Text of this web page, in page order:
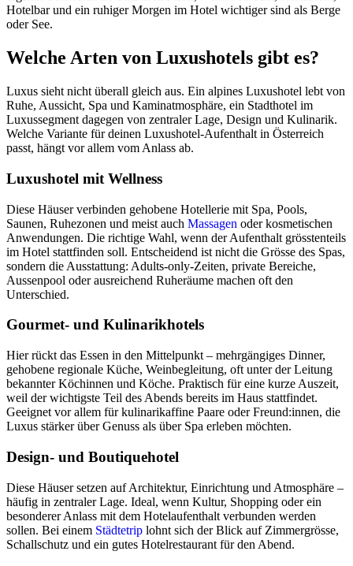
Hotelbar und ein ruhiger Morgen im Hotel wichtiger sind als Berge
oder See.
Welche Arten von Luxushotels gibt es?
Luxus sieht nicht überall gleich aus. Ein alpines Luxushotel lebt von
Ruhe, Aussicht, Spa und Kaminatmosphäre, ein Stadthotel im
Luxussegment dagegen von zentraler Lage, Design und Kulinarik.
Welche Variante für deinen Luxushotel-Aufenthalt in Österreich
passt, hängt vor allem vom Anlass ab.
Luxushotel mit Wellness
Diese Häuser verbinden gehobene Hotellerie mit Spa, Pools,
Saunen, Ruhezonen und meist auch Massagen oder kosmetischen
Anwendungen. Die richtige Wahl, wenn der Aufenthalt grösstenteils
im Hotel stattfinden soll. Entscheidend ist nicht die Grösse des Spas,
sondern die Ausstattung: Adults-only-Zeiten, private Bereiche,
Aussenpool oder ausreichend Ruheräume machen oft den
Unterschied.
Gourmet- und Kulinarikhotels
Hier rückt das Essen in den Mittelpunkt – mehrgängiges Dinner,
gehobene regionale Küche, Weinbegleitung, oft unter der Leitung
bekannter Köchinnen und Köche. Praktisch für eine kurze Auszeit,
weil der wichtigste Teil des Abends bereits im Haus stattfindet.
Geeignet vor allem für kulinarikaffine Paare oder Freund:innen, die
Luxus stärker über Genuss als über Spa erleben möchten.
Design- und Boutiquehotel
Diese Häuser setzen auf Architektur, Einrichtung und Atmosphäre –
häufig in zentraler Lage. Ideal, wenn Kultur, Shopping oder ein
besonderer Anlass mit dem Hotelaufenthalt verbunden werden
sollen. Bei einem Städtetrip lohnt sich der Blick auf Zimmergrösse,
Schallschutz und ein gutes Hotelrestaurant für den Abend.